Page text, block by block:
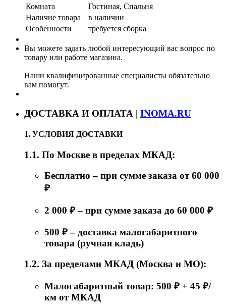
Комната
Гостиная, Спальня
Наличие товара
в наличии
Особенности
требуется сборка
Вы можете задать любой интересующий вас вопрос по
товару или работе магазина.
Наши квалифицированные специалисты обязательно
вам помогут.
ДОСТАВКА И ОПЛАТА | INOMA.RU
1. УСЛОВИЯ ДОСТАВКИ
1.1. По Москве в пределах МКАД:
Бесплатно – при сумме заказа от 60 000
₽
2 000 ₽ – при сумме заказа до 60 000 ₽
500 ₽ – доставка малогабаритного
товара (ручная кладь)
1.2. За пределами МКАД (Москва и МО):
Малогабаритный товар: 500 ₽ + 45 ₽/
км от МКАД